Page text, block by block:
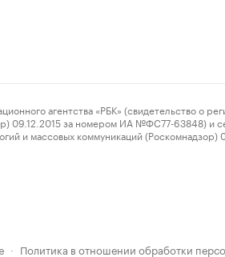
агентства «РБК» (свидетельство о
за номером ИА №ФС77-63848) и
и массовых коммуникаций
· Политика в отношении обработки